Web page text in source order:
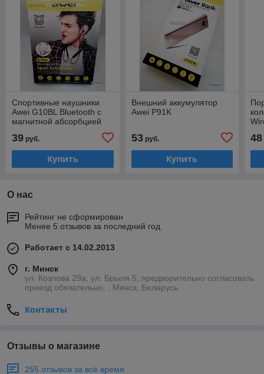
Спортивные наушники
Awei G10BL Bluetooth с
магнитной абсорбцией
39 руб.
Купить
Внешний аккумулятор
Awei P91K
53руб.
Купить
48
О нас
Рейтинг не сформирован
Менее 5 отзывов за последний год
Работает с 14.02.2013
г. Минск
ул. Козлова 29а, ул. Брыля 5, предворительно согласовать
приезд обязательно. , Минск, Беларусь
Контакты
Отзывы о магазине
255 отзывов за всё время